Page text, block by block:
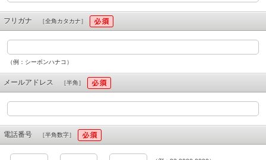
フリガナ ［全角カタカナ］
（例：シーボンハナコ）
メールアドレス ［半角］
電話番号 ［半角数字］